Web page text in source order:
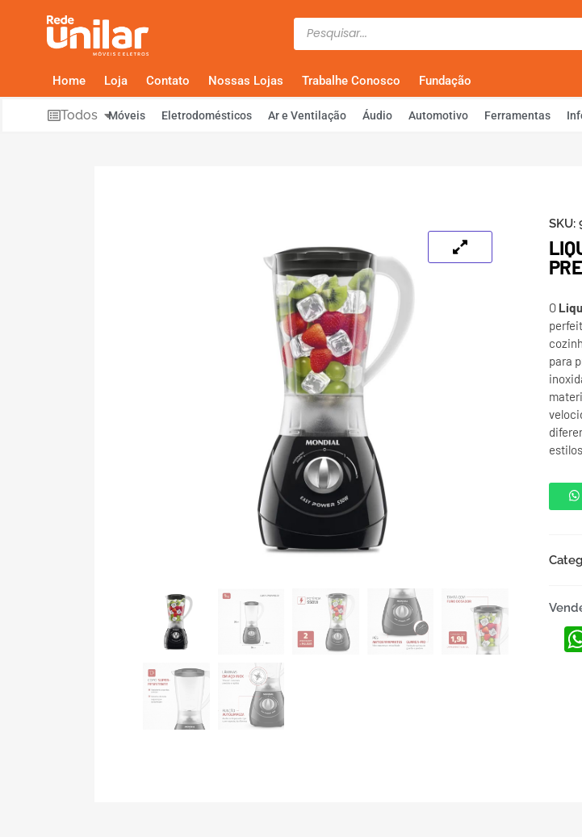
Home Loja Contato Nossas Lojas Trabalhe Conosco Fundação
Todos Móveis Eletrodomésticos Ar e Ventilação Áudio Automotivo Ferramentas
SKU:
O
para